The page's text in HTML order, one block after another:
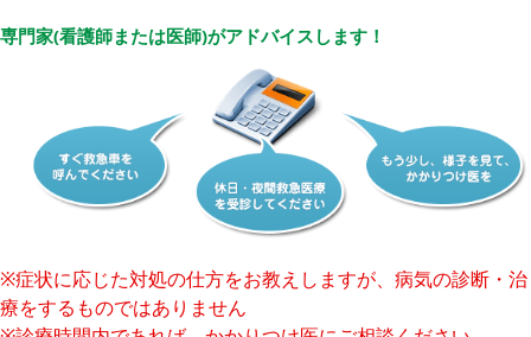
専門家(看護師または医師)がアドバイスします！
※症状に応じた対処の仕方をお教えしますが、病気の診断・治
療をするものではありません